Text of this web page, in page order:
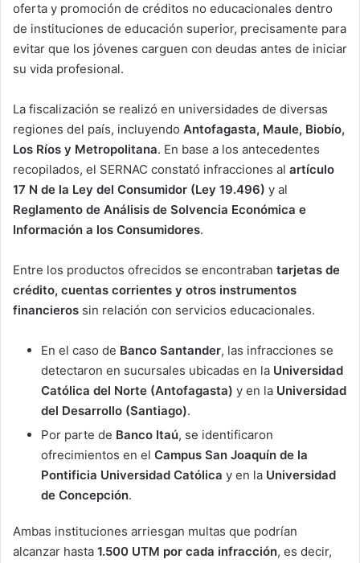
oferta y promoción de créditos no educacionales dentro
de instituciones de educación superior, precisamente para
evitar que los jóvenes carguen con deudas antes de iniciar
su vida profesional.
La fiscalización se realizó en universidades de diversas
regiones del país, incluyendo Antofagasta, Maule, Biobío,
Los Ríos y Metropolitana. En base a los antecedentes
recopilados, el SERNAC constató infracciones al artículo
17 N de la Ley del Consumidor (Ley 19.496) y al
Reglamento de Análisis de Solvencia Económica e
Información a los Consumidores.
Entre los productos ofrecidos se encontraban tarjetas de
crédito, cuentas corrientes y otros instrumentos
financieros sin relación con servicios educacionales.
En el caso de Banco Santander, las infracciones se
detectaron en sucursales ubicadas en la Universidad
Católica del Norte (Antofagasta) y en la Universidad
del Desarrollo (Santiago).
Por parte de Banco Itaú, se identificaron
ofrecimientos en el Campus San Joaquín de la
Pontificia Universidad Católica y en la Universidad
de Concepción.
Ambas instituciones arriesgan multas que podrían
alcanzar hasta 1.500 UTM por cada infracción, es decir,